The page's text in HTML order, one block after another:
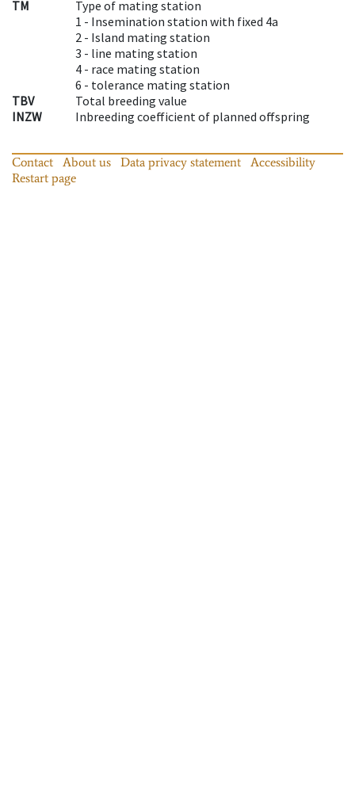
TM
Type of mating station
1 - Insemination station with fixed 4a
2 - Island mating station
3 - line mating station
4 - race mating station
6 - tolerance mating station
TBV
Total breeding value
INZW
Inbreeding coefficient of planned offspring
Contact About us Data privacy statement
Accessibility
Restart page